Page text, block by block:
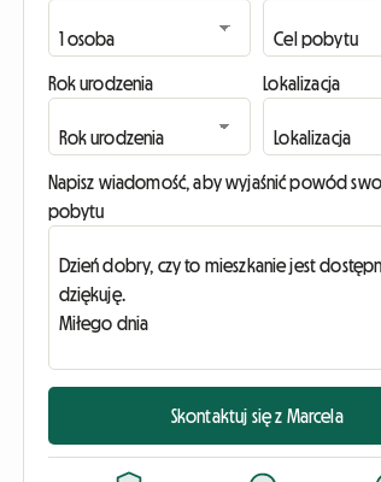
Rok urodzenia Lokalizacja
Napisz wiadomość, aby wyjaśnić powód
pobytu
Skontaktuj się z Marcela